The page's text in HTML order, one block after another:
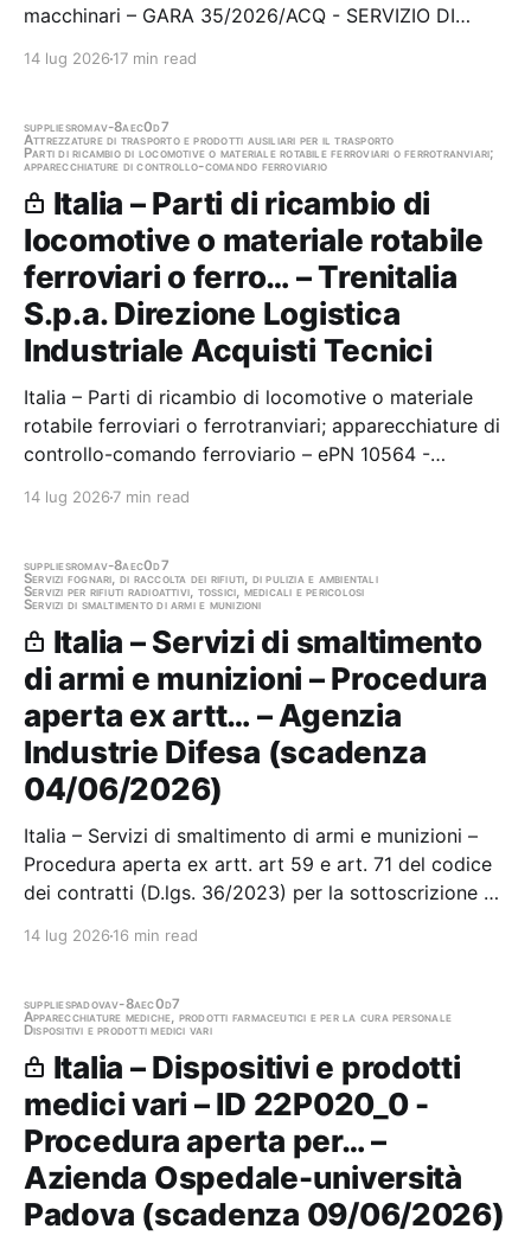
macchinari – GARA 35/2026/ACQ - SERVIZIO DI
GRUPPI DI POMPAGGIO CENTRALI ACQUEDOTTO
ELETTRICI Stazione appaltante: Mm…
14 lug 2026 17 min read
suppliesromav-8aec0d7
Attrezzature di trasporto e prodotti ausiliari per il trasporto
Parti di ricambio di locomotive o materiale rotabile ferroviari o ferrotranviari;
apparecchiature di controllo-comando ferroviario
Italia – Parti di ricambio di
locomotive o materiale rotabile
ferroviari o ferro… – Trenitalia
S.p.a. Direzione Logistica
Industriale Acquisti Tecnici
Italia – Parti di ricambio di locomotive o materiale
rotabile ferroviari o ferrotranviari; apparecchiature di
controllo-comando ferroviario – ePN 10564 -
costruzione/progettazione FISA Stazione appaltante:
14 lug 2026 7 min read
suppliesromav-8aec0d7
Servizi fognari, di raccolta dei rifiuti, di pulizia e ambientali
Servizi per rifiuti radioattivi, tossici, medicali e pericolosi
Servizi di smaltimento di armi e munizioni
Italia – Servizi di smaltimento
di armi e munizioni – Procedura
aperta ex artt… – Agenzia
Industrie Difesa (scadenza
04/06/2026)
Italia – Servizi di smaltimento di armi e munizioni –
Procedura aperta ex artt. art 59 e art. 71 del codice
dei contratti (D.lgs. 36/2023) per la sottoscrizione di
unico operatore economico, per l’affidamento del
14 lug 2026 16 min read
suppliespadovav-8aec0d7
Apparecchiature mediche, prodotti farmaceutici e per la cura personale
Dispositivi e prodotti medici vari
Italia – Dispositivi e prodotti
medici vari – ID 22P020_0 -
Procedura aperta per… –
Azienda Ospedale-università
Padova (scadenza 09/06/2026)